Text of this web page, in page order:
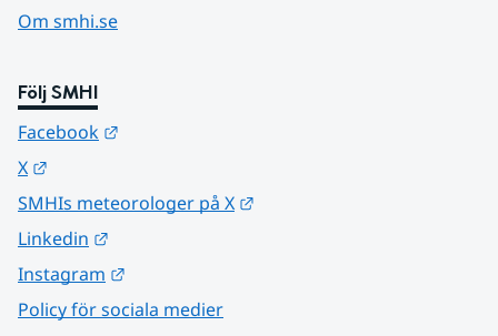
Om smhi.se
Följ SMHI
Facebook
X
SMHIs meteorologer på X
Linkedin
Instagram
Policy för sociala medier